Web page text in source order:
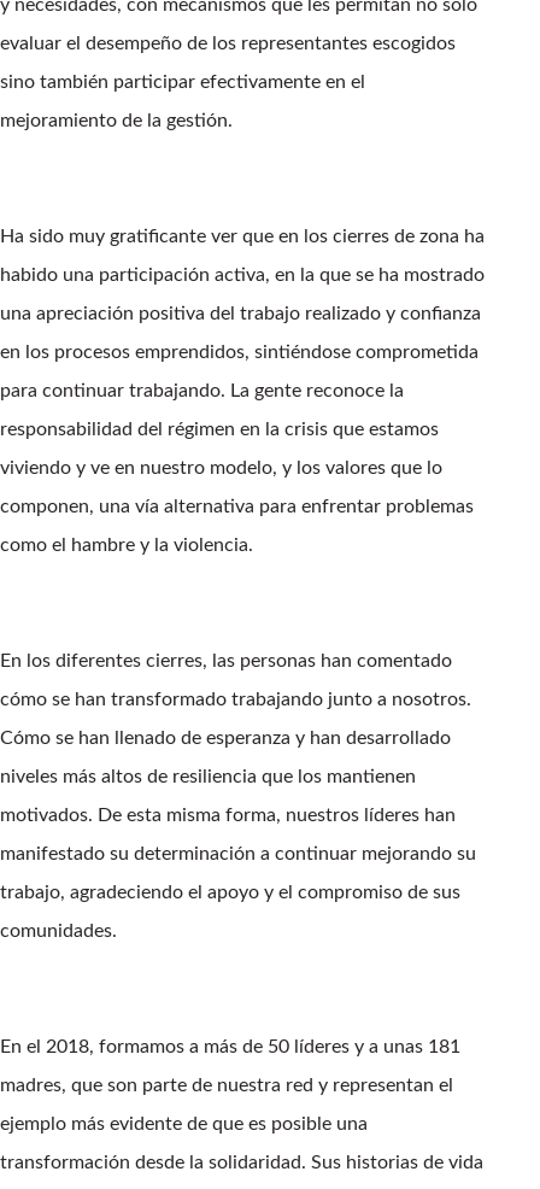
y necesidades, con mecanismos que les permitan no sólo
evaluar el desempeño de los representantes escogidos
sino también participar efectivamente en el
mejoramiento de la gestión.
Ha sido muy gratificante ver que en los cierres de zona ha
habido una participación activa, en la que se ha mostrado
una apreciación positiva del trabajo realizado y confianza
en los procesos emprendidos, sintiéndose comprometida
para continuar trabajando. La gente reconoce la
responsabilidad del régimen en la crisis que estamos
viviendo y ve en nuestro modelo, y los valores que lo
componen, una vía alternativa para enfrentar problemas
como el hambre y la violencia.
En los diferentes cierres, las personas han comentado
cómo se han transformado trabajando junto a nosotros.
Cómo se han llenado de esperanza y han desarrollado
niveles más altos de resiliencia que los mantienen
motivados. De esta misma forma, nuestros líderes han
manifestado su determinación a continuar mejorando su
trabajo, agradeciendo el apoyo y el compromiso de sus
comunidades.
En el 2018, formamos a más de 50 líderes y a unas 181
madres, que son parte de nuestra red y representan el
ejemplo más evidente de que es posible una
transformación desde la solidaridad. Sus historias de vida